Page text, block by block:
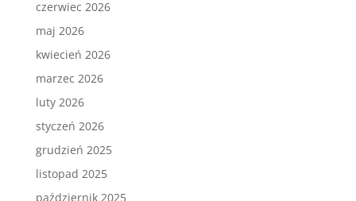
czerwiec 2026
maj 2026
kwiecień 2026
marzec 2026
luty 2026
styczeń 2026
grudzień 2025
listopad 2025
październik 2025